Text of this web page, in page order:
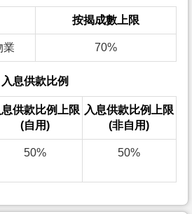
按揭成數上限
業 70%
入息供款比例
息供款比例上限
(自用)
入息供款比例上限
(非自用)
50% 50%